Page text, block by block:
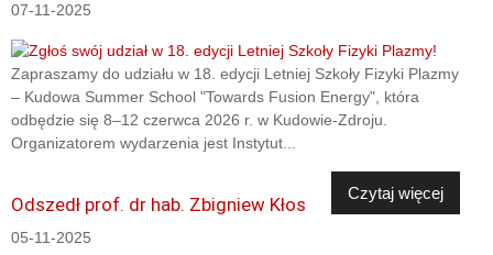
07-11-2025
Zapraszamy do udziału w 18. edycji Letniej Szkoły Fizyki Plazmy
– Kudowa Summer School "Towards Fusion Energy", która
odbędzie się 8–12 czerwca 2026 r. w Kudowie-Zdroju.
Organizatorem wydarzenia jest Instytut...
Czytaj więcej
Odszedł prof. dr hab. Zbigniew Kłos
05-11-2025